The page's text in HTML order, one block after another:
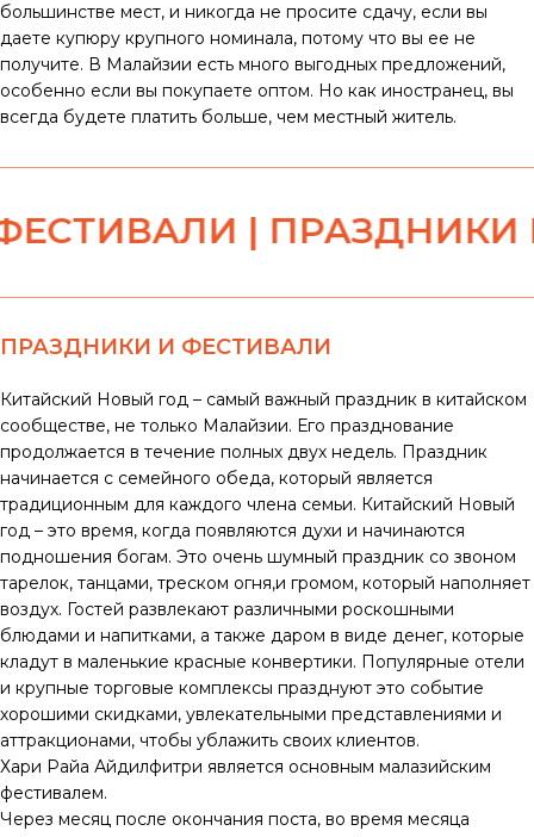
большинстве мест, и никогда не просите сдачу, если вы
даете купюру крупного номинала, потому что вы ее не
получите. В Малайзии есть много выгодных предложений,
особенно если вы покупаете оптом. Но как иностранец, вы
всегда будете платить больше, чем местный житель.
| ПРАЗДНИКИ И
ПРАЗДНИКИ И ФЕСТИВАЛИ
Китайский Новый год – самый важный праздник в китайском
сообществе, не только Малайзии. Его празднование
продолжается в течение полных двух недель. Праздник
начинается с семейного обеда, который является
традиционным для каждого члена семьи. Китайский Новый
год – это время, когда появляются духи и начинаются
подношения богам. Это очень шумный праздник со звоном
тарелок, танцами, треском огня,и громом, который наполняет
воздух. Гостей развлекают различными роскошными
блюдами и напитками, а также даром в виде денег, которые
кладут в маленькие красные конвертики. Популярные отели
и крупные торговые комплексы празднуют это событие
хорошими скидками, увлекательными представлениями и
аттракционами, чтобы ублажить своих клиентов.
Хари Райа Айдилфитри является основным малазийским
фестивалем.
Через месяц после окончания поста, во время месяца